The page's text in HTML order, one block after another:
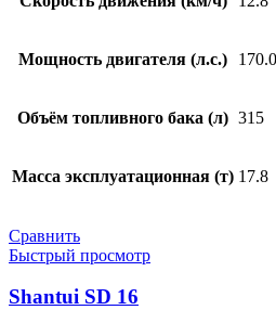
Мощность двигателя (л.с.) 170.0
Объём топливного бака (л) 315
Масса эксплуатационная (т) 17.8
Сравнить
Быстрый просмотр
Shantui SD 16